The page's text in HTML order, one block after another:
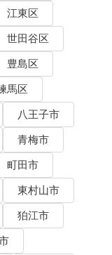
江東区
世田谷区
豊島区
馬区
八王子市
青梅市
町田市
東村山市
狛江市